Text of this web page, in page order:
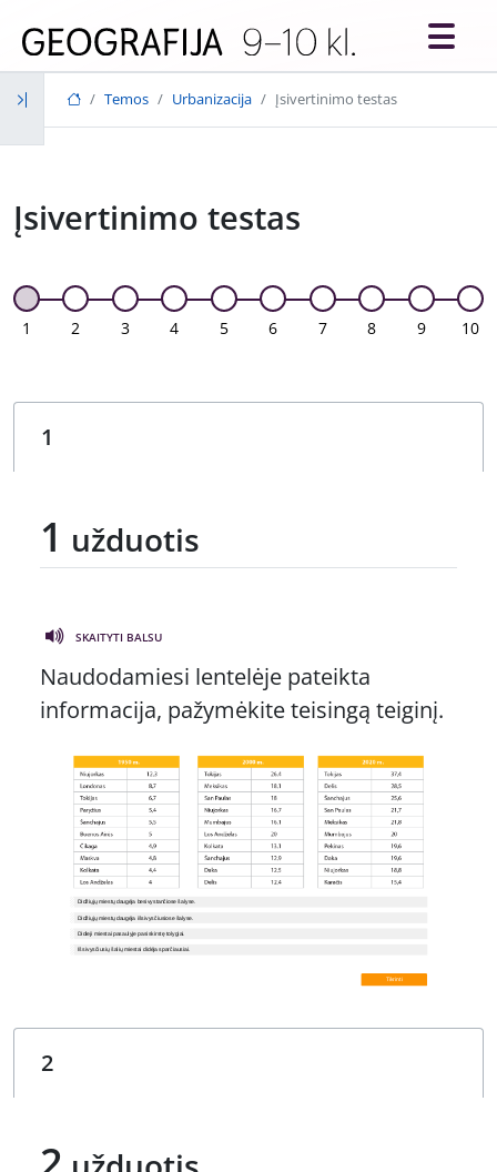
Temos Urbanizacija Įsivertinimo testas
Įsivertinimo testas
1 2 3 4 5 6 7 8 9 10
1 užduotis
SKAITYTI BALSU
Naudodamiesi lentelėje pateikta
informacija, pažymėkite teisingą teiginį.